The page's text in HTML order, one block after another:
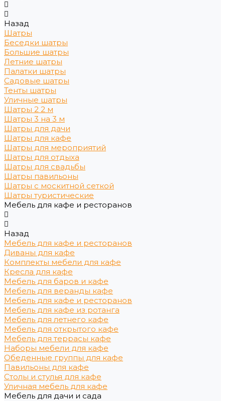
Назад
Шатры
Беседки шатры
Большие шатры
Летние шатры
Палатки шатры
Садовые шатры
Тенты шатры
Уличные шатры
Шатры 2 2 м
Шатры 3 на 3 м
Шатры для дачи
Шатры для кафе
Шатры для мероприятий
Шатры для отдыха
Шатры для свадьбы
Шатры павильоны
Шатры с москитной сеткой
Шатры туристические
Мебель для кафе и ресторанов
Назад
Мебель для кафе и ресторанов
Диваны для кафе
Комплекты мебели для кафе
Кресла для кафе
Мебель для баров и кафе
Мебель для веранды кафе
Мебель для кафе и ресторанов
Мебель для кафе из ротанга
Мебель для летнего кафе
Мебель для открытого кафе
Мебель для террасы кафе
Наборы мебели для кафе
Обеденные группы для кафе
Павильоны для кафе
Столы и стулья для кафе
Уличная мебель для кафе
Мебель для дачи и сада